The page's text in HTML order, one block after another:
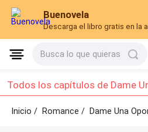
Buenovela
Descarga el libro gratis en la
Busca lo que quieras
Inicio / Romance/Dame Una